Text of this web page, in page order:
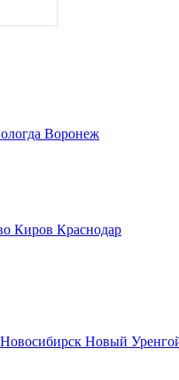
Воронеж
Киров Краснодар
Новосибирск Новый